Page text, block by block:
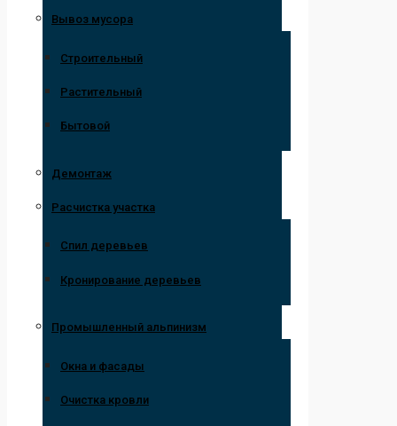
Вывоз мусора
Строительный
Растительный
Бытовой
Демонтаж
Расчистка участка
Спил деревьев
Кронирование деревьев
Промышленный альпинизм
Окна и фасады
Очистка кровли